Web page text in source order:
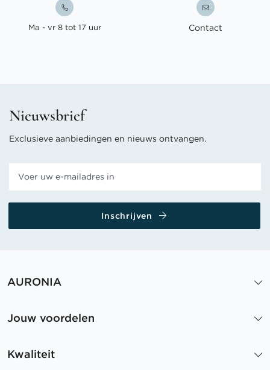
Ma - vr 8 tot 17 uur Contact
Nieuwsbrief
Exclusieve aanbiedingen en nieuws ontvangen.
Inschrijven
AURONIA
Jouw voordelen
Kwaliteit